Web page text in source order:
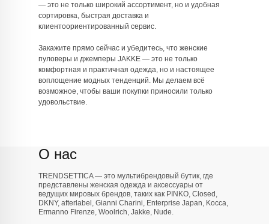
— это не только широкий ассортимент, но и удобная
сортировка, быстрая доставка и
клиентоориентированный сервис.
Закажите прямо сейчас и убедитесь, что женские
пуловеры и джемперы JAKKE — это не только
комфортная и практичная одежда, но и настоящее
воплощение модных тенденций. Мы делаем всё
возможное, чтобы ваши покупки приносили только
удовольствие.
О нас
TRENDSETTICA — это мультибрендовый бутик, где
представлены женская одежда и аксессуары от
ведущих мировых брендов, таких как PINKO, Closed,
DKNY, afterlabel, Gianni Charini, Enterprise Japan, Kocca,
Ermanno Firenze, Woolrich, Jakke, Nude.